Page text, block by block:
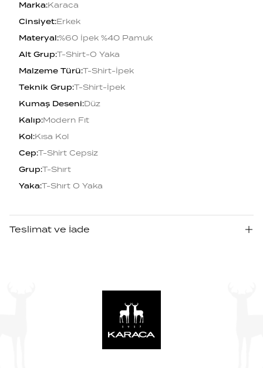
Marka:Karaca
Cinsiyet:Erkek
Materyal:%60 İpek %40 Pamuk
Alt Grup:T-Shirt-O Yaka
Malzeme Türü:T-Shirt-İpek
Teknik Grup:T-Shirt-İpek
Kumaş Deseni:Düz
Kalıp:Modern Fıt
Kol:Kısa Kol
Cep:T-Shirt Cepsiz
Grup:T-Shırt
Yaka:T-Shırt O Yaka
Teslimat ve İade